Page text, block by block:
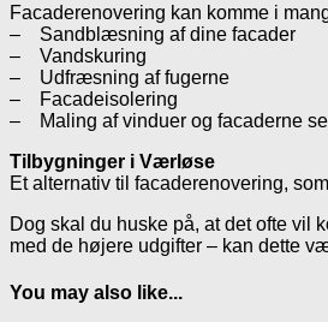
Facaderenovering kan komme i
– Sandblæsning af dine facader
– Vandskuring
– Udfræsning af fugerne
– Facadeisolering
– Maling af vinduer og facaderne
Tilbygninger i Værløse
Et alternativ til facaderenovering,
Dog skal du huske på, at det ofte vil
med de højere udgifter – kan dette
You may also like...